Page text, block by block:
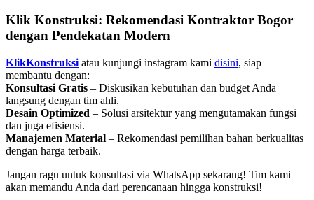
Klik Konstruksi: Rekomendasi Kontraktor Bogor
dengan Pendekatan Modern
KlikKonstruksi atau kunjungi instagram kami disini, siap
membantu dengan:
Konsultasi Gratis – Diskusikan kebutuhan dan budget Anda
langsung dengan tim ahli.
Desain Optimized – Solusi arsitektur yang mengutamakan fungsi
dan juga efisiensi.
Manajemen Material – Rekomendasi pemilihan bahan berkualitas
dengan harga terbaik.
Jangan ragu untuk konsultasi via WhatsApp sekarang! Tim kami
akan memandu Anda dari perencanaan hingga konstruksi!